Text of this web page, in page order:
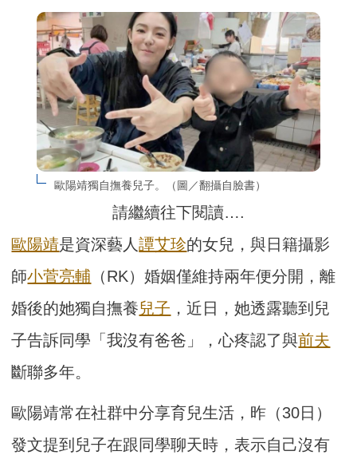
歐陽靖獨自撫養兒子。（圖／翻攝自臉書）
請繼續往下閱讀….
歐陽靖是資深藝人譚艾珍的女兒，與日籍攝影
師小菅亮輔 （RK）婚姻僅維持兩年便分開，離
婚後的她獨自撫養兒子 ，近日，她透露聽到兒
子告訴同學「我沒有爸爸」，心疼認了與前夫
斷聯多年。
歐陽靖常在社群中分享育兒生活，昨（30日）
發文提到兒子在跟同學聊天時，表示自己沒有